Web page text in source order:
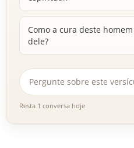
Como a cura deste
dele?
Resta 1 conversa hoje